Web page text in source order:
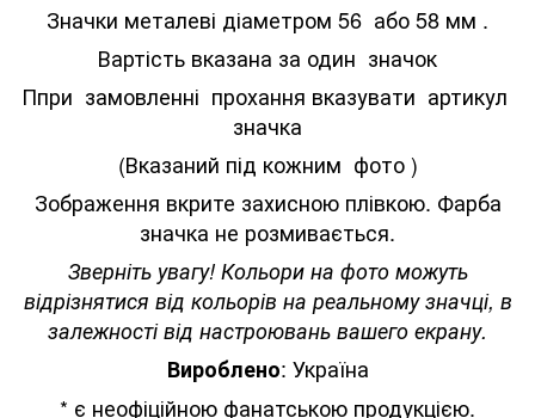
Значки металеві діаметром 56 або 58 мм .
Вартість вказана за один значок
Ппри замовленні прохання вказувати артикул
значка
(Вказаний під кожним фото )
Зображення вкрите захисною плівкою. Фарба
значка не розмивається.
Зверніть увагу! Кольори на фото можуть
відрізнятися від кольорів на реальному значці, в
залежності від настроювань вашего екрану.
Вироблено: Україна
* є неофіційною фанатською продукцією.